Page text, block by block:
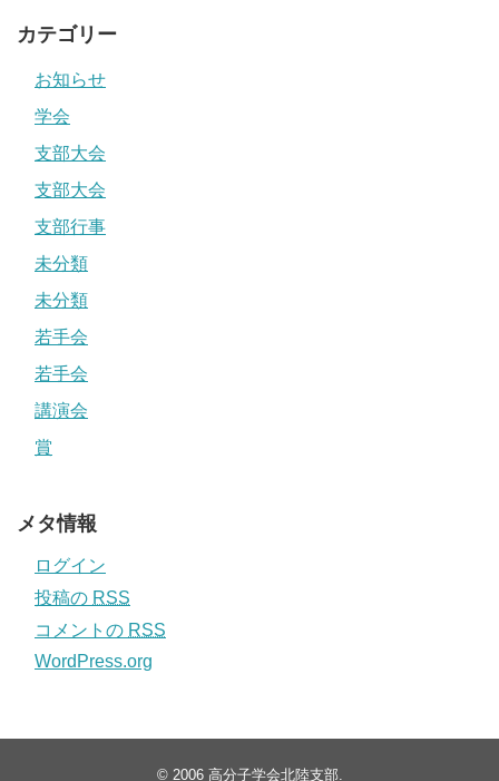
カテゴリー
お知らせ
学会
支部大会
支部大会
支部行事
未分類
未分類
若手会
若手会
講演会
賞
メタ情報
ログイン
投稿の RSS
コメントの RSS
WordPress.org
© 2006 高分子学会北陸支部.